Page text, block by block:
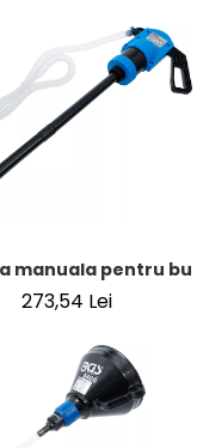
mm
manuala pentru
273,54 Lei